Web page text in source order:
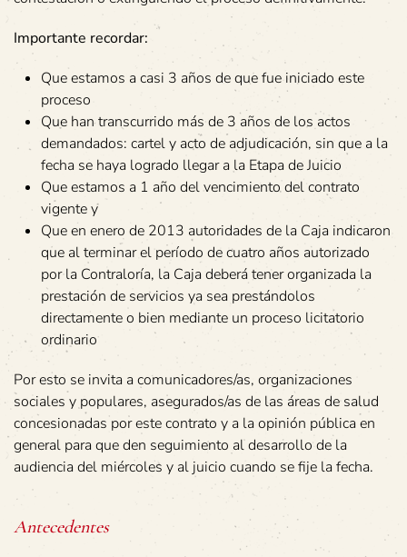
Importante recordar:
Que estamos a casi 3 años de que fue iniciado este
proceso
Que han transcurrido más de 3 años de los actos
demandados: cartel y acto de adjudicación, sin que a la
fecha se haya logrado llegar a la Etapa de Juicio
Que estamos a 1 año del vencimiento del contrato
vigente y
Que en enero de 2013 autoridades de la Caja indicaron
que al terminar el período de cuatro años autorizado
por la Contraloría, la Caja deberá tener organizada la
prestación de servicios ya sea prestándolos
directamente o bien mediante un proceso licitatorio
ordinario
Por esto se invita a comunicadores/as, organizaciones
sociales y populares, asegurados/as de las áreas de salud
concesionadas por este contrato y a la opinión pública en
general para que den seguimiento al desarrollo de la
audiencia del miércoles y al juicio cuando se fije la fecha.
Antecedentes